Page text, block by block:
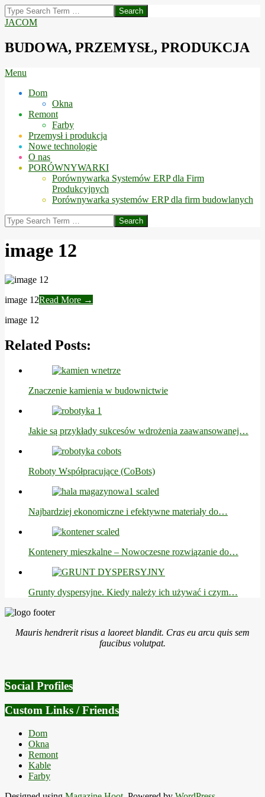
Skip
to
Search
JACOM
BUDOWA, PRZEMYSŁ, PRODUKCJA
Secondary
Menu
Menu
Dom
Okna
Remont
Farby
Przemysł i produkcja
Nowe technologie
O nas
PORÓWNYWARKI
Porównywarka Systemów ERP dla Firm
Produkcyjnych
Porównywarka systemów ERP dla firm budowlanych
Search
image 12
image 12Read More →
image 12
Related Posts:
Znaczenie kamienia w budownictwie
Jakie są przykłady sukcesów wdrożenia zaawansowanej…
Roboty Współpracujące (CoBots)
Najbardziej ekonomiczne i efektywne materiały do…
Kontenery mieszkalne – Nowoczesne rozwiązanie do…
Grunty dyspersyjne. Kiedy należy ich używać i czym…
2017-
Mauris hendrerit risus a laoreet blandit. Cras eu arcu quis sem
faucibus volutpat.
Social Profiles
Custom Links / Friends
Dom
Okna
Remont
Kable
Farby